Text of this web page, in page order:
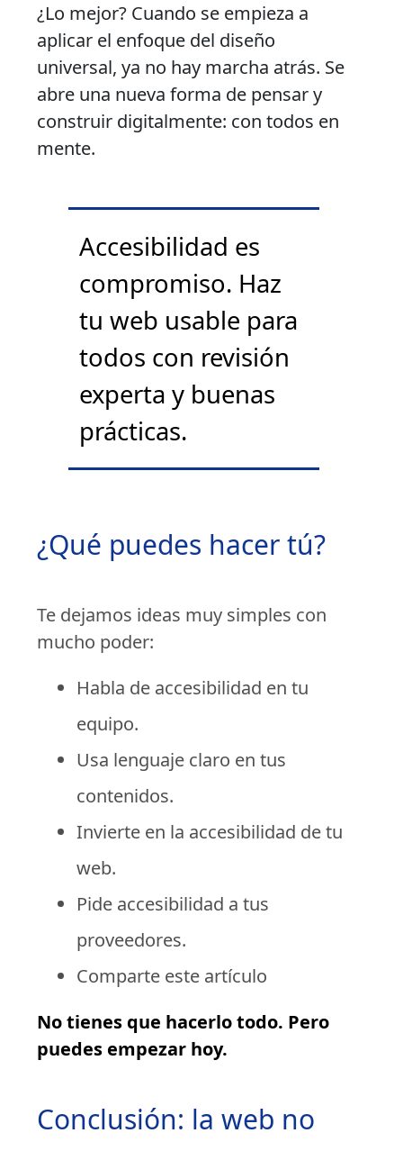
¿Lo mejor? Cuando se empieza a
aplicar el enfoque del diseño
universal, ya no hay marcha atrás. Se
abre una nueva forma de pensar y
construir digitalmente: con todos en
mente.
Accesibilidad es
compromiso. Haz
tu web usable para
todos con revisión
experta y buenas
prácticas.
¿Qué puedes hacer tú?
Te dejamos ideas muy simples con
mucho poder:
Habla de accesibilidad en tu
equipo.
Usa lenguaje claro en tus
contenidos.
Invierte en la accesibilidad de tu
web.
Pide accesibilidad a tus
proveedores.
Comparte este artículo
No tienes que hacerlo todo. Pero
puedes empezar hoy.
Conclusión: la web no